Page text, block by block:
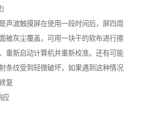
]
声波触摸屏在使用一段时间后，屏四周
被灰尘覆盖，可用一块干的软布进行擦
重新启动计算机并重新校准。还有可能
条纹受到轻微破坏，如果遇到这种情况
复
应